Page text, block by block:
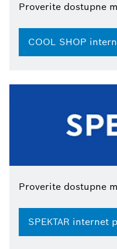
Proverite dostupne
COOL SHOP
Proverite dostupne
SPEKTAR internet